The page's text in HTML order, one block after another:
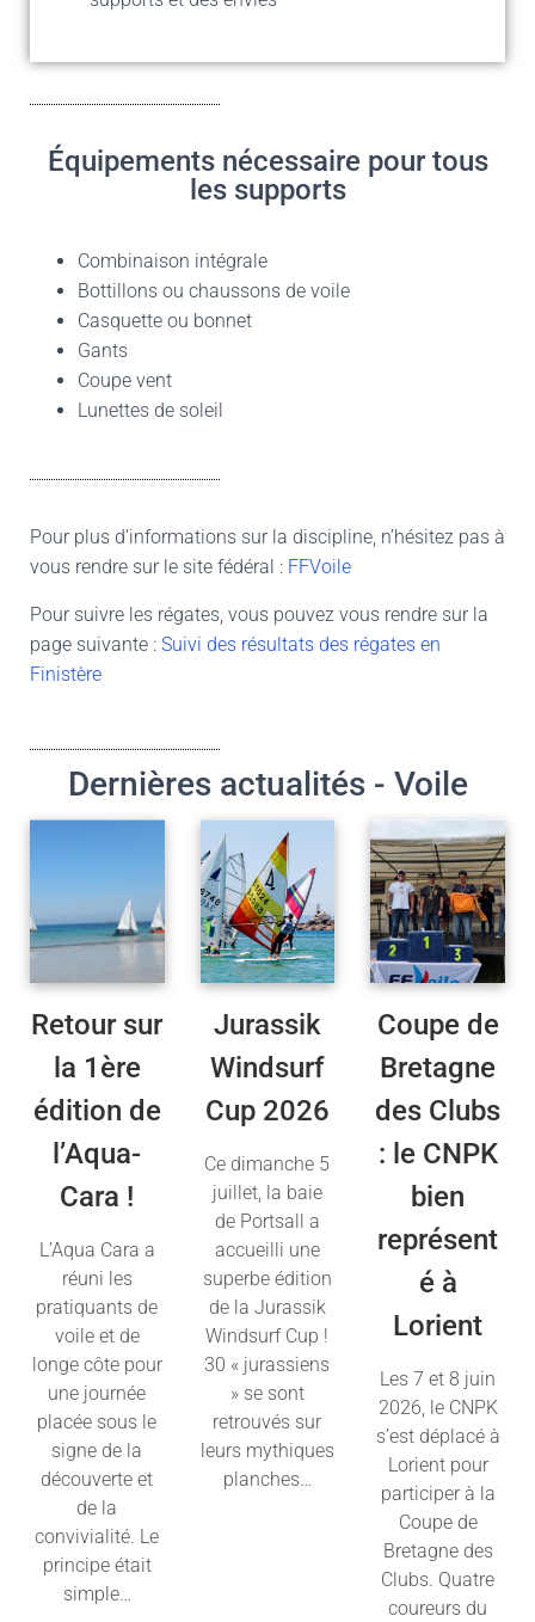
Équipements nécessaire pour tous
les supports
Combinaison intégrale
Bottillons ou chaussons de voile
Casquette ou bonnet
Gants
Coupe vent
Lunettes de soleil
Pour plus d’informations sur la discipline, n’hésitez pas à
vous rendre sur le site fédéral : FFVoile
Pour suivre les régates, vous pouvez vous rendre sur la
page suivante : Suivi des résultats des régates en
Finistère
Dernières actualités - Voile
Retour sur
la 1ère
édition de
l’Aqua-
Cara !
L’Aqua Cara a
réuni les
pratiquants de
voile et de
longe côte pour
une journée
placée sous le
signe de la
découverte et
de la
convivialité. Le
principe était
simple…
Jurassik
Windsurf
Cup 2026
Ce dimanche 5
juillet, la baie
de Portsall a
accueilli une
superbe édition
de la Jurassik
Windsurf Cup !
30 « jurassiens
» se sont
retrouvés sur
leurs mythiques
planches…
Coupe de
Bretagne
des Clubs
: le CNPK
bien
représent
é à
Lorient
Les 7 et 8 juin
2026, le CNPK
s’est déplacé à
Lorient pour
participer à la
Coupe de
Bretagne des
Clubs. Quatre
coureurs du